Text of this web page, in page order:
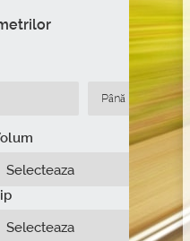
Până la:
Selecteaza
Selecteaza